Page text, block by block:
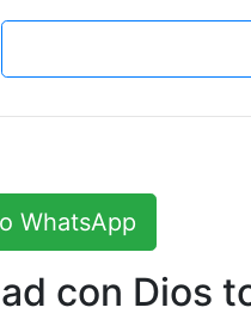
WhatsApp
con Dios